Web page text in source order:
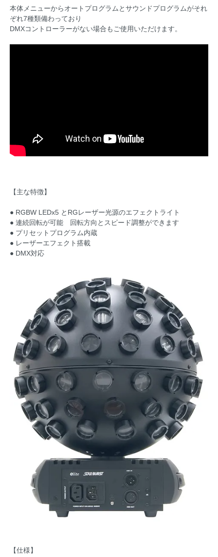
本体メニューからオートプログラムとサウンドプログラムがそれ
ぞれ7種類備わっており
DMXコントローラーがない場合もご使用いただけます。
【主な特徴】
● RGBW LEDx5 とRGレーザー光源のエフェクトライト
● 連続回転が可能 回転方向とスピード調整ができます
● プリセットプログラム内蔵
● レーザーエフェクト搭載
● DMX対応
【仕様】